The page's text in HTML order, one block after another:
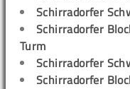
Schirradorfer
Schirradorfer
Turm
Schirradorfer
Schirradorfer